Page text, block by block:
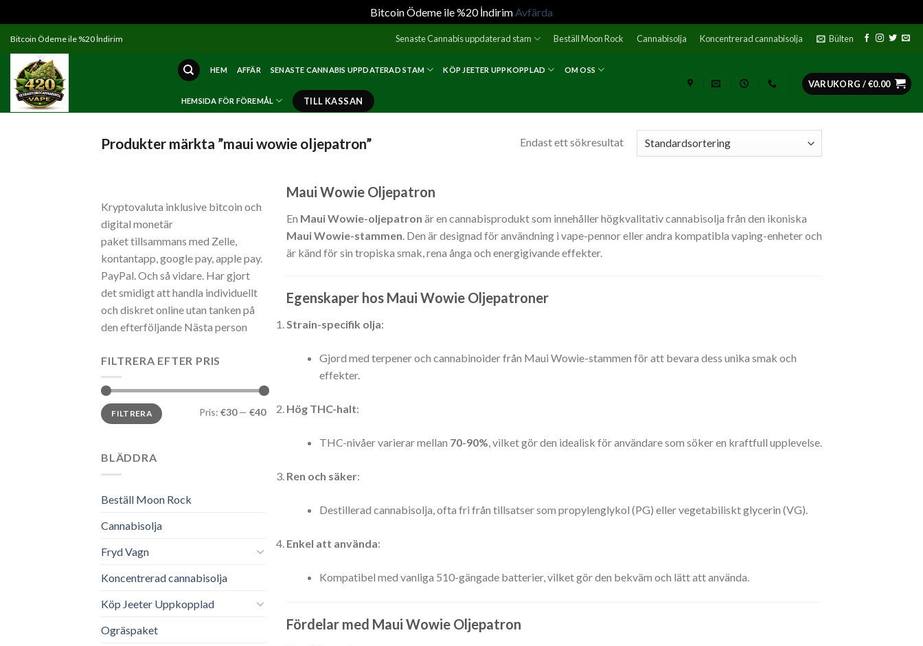
Bitcoin Ödeme ile %20 İndirimAvfärda
content
Bitcoin Ödeme ile %20 İndirim Senaste Cannabis uppdaterad stam Beställ Moon Rock Cannabisolja Koncentrerad cannabisolja Bülten
HEM AFFÄR SENASTE CANNABIS UPPDATERAD STAM KÖP JEETER UPPKOPPLAD OM OSS
HEMSIDA FÖR FÖREMÅL TILL KASSAN
VARUKORG /€0.00
Produkter märkta ”maui wowie oljepatron” Endast ett sökresultat
Kryptovaluta inklusive bitcoin och
digital monetär
paket tillsammans med Zelle,
kontantapp, google pay, apple pay.
PayPal. Och så vidare. Har gjort
det smidigt att handla individuellt
och diskret online utan tanken på
den efterföljande Nästa person
FILTRERA EFTER PRIS
Min
pris
Max
prisFILTRERA Pris: €30— €40
BLÄDDRA
Beställ Moon Rock
Cannabisolja
Fryd Vagn
Koncentrerad cannabisolja
Köp Jeeter Uppkopplad
Ogräspaket
Maui Wowie Oljepatron
En Maui Wowie-oljepatron är en cannabisprodukt som innehåller högkvalitativ cannabisolja från den ikoniska
Maui Wowie-stammen. Den är designad för användning i vape-pennor eller andra kompatibla vaping-enheter och
är känd för sin tropiska smak, rena ånga och energigivande effekter.
Egenskaper hos Maui Wowie Oljepatroner
Strain-specifik olja:
Gjord med terpener och cannabinoider från Maui Wowie-stammen för att bevara dess unika smak och
effekter.
Hög THC-halt:
THC-nivåer varierar mellan 70-90% , vilket gör den idealisk för användare som söker en kraftfull upplevelse.
Ren och säker:
Destillerad cannabisolja, ofta fri från tillsatser som propylenglykol (PG) eller vegetabiliskt glycerin (VG).
Enkel att använda:
Kompatibel med vanliga 510-gängade batterier, vilket gör den bekväm och lätt att använda.
Fördelar med Maui Wowie Oljepatron